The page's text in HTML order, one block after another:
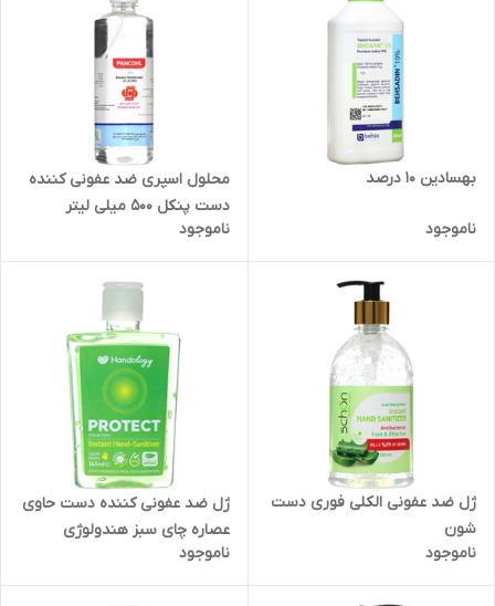
بهسادین 10 درصد
ناموجود
محلول اسپری ضد عفونی کننده
دست پنکل 500 میلی لیتر
ناموجود
ژل ضد عفونی الکلی فوری دست
شون
ناموجود
ژل ضد عفونی کننده دست حاوی
عصاره چای سبز هندولوژی
ناموجود